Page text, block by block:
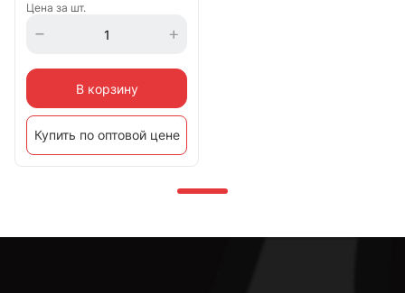
Цена за шт.
В корзину
Купить по оптовой цене